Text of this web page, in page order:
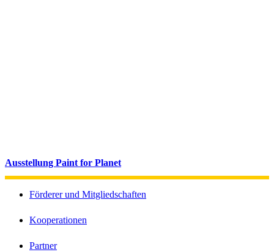
Ausstellung Paint for Planet
Förderer und Mitgliedschaften
Kooperationen
Partner